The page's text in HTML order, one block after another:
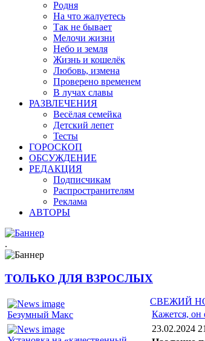
Родня
На что жалуетесь
Так не бывает
Мелочи жизни
Небо и земля
Жизнь и кошелёк
Любовь, измена
Проверено временем
В лучах славы
РАЗВЛЕЧЕНИЯ
Весёлая семейка
Детский лепет
Тесты
ГОРОСКОП
ОБСУЖДЕНИЕ
РЕДАКЦИЯ
Подписчикам
Распространителям
Реклама
АВТОРЫ
.
ТОЛЬКО ДЛЯ ВЗРОСЛЫХ
Безумный Макс
СВЕЖИЙ
Кажется, он
23.02.2024